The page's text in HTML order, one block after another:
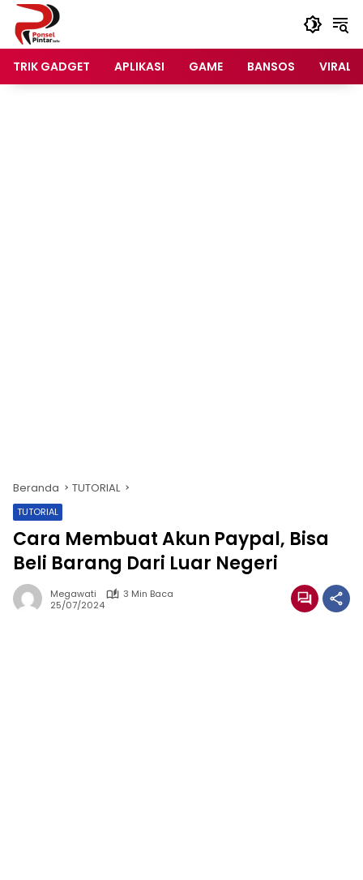
Langsung
konten
TRIK GADGET
APLIKASI GAME BANSOS VIRAL
Beranda TUTORIAL
TUTORIAL
Cara Membuat Akun Paypal, Bisa
Beli Barang Dari Luar Negeri
Megawati
3 Min Baca
25/07/2024